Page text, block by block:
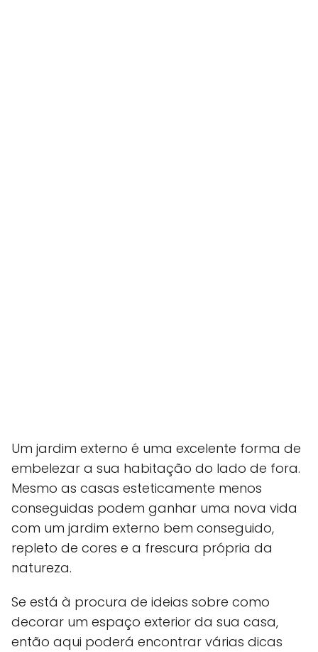
Um jardim externo é uma excelente forma de
embelezar a sua habitação do lado de fora.
Mesmo as casas esteticamente menos
conseguidas podem ganhar uma nova vida
com um jardim externo bem conseguido,
repleto de cores e a frescura própria da
natureza.
Se está à procura de ideias sobre como
decorar um espaço exterior da sua casa,
então aqui poderá encontrar várias dicas